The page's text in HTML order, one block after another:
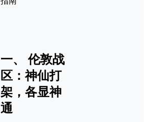
一、 伦敦战
区：神仙打
架，各显神
通